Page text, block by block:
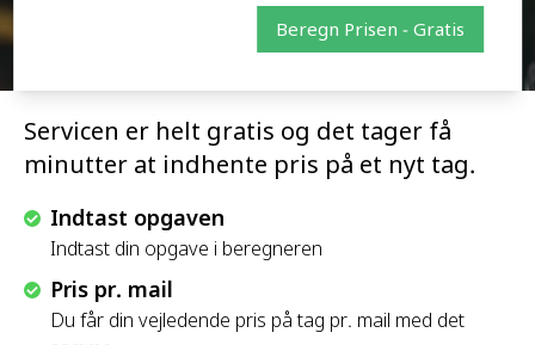
Servicen er helt gratis og det tager få
minutter at indhente pris på et nyt tag.
Indtast opgaven
Indtast din opgave i beregneren
Pris pr. mail
Du får din vejledende pris på tag pr. mail med det
Beregn Prisen - Gratis